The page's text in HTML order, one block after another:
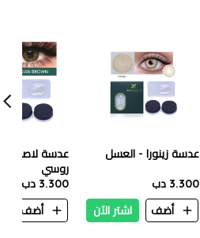
عدسة زينورا - العسل
3.300 دب
أضف
اشتر الآن
عدسة لاصقة
روسي
3.300 دب
أضف